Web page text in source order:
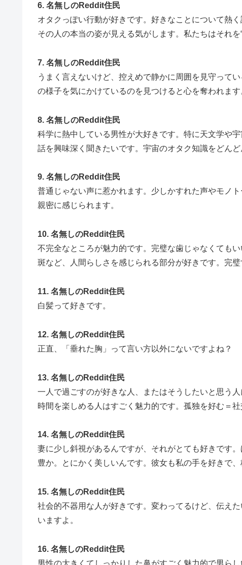
6. 名無しのReddit住民
オタクっぽい行動が好きです。好きなことについて熱
その人の本当の姿が見える気がします。私たちはそれを
7. 名無しのReddit住民
うまく言えないけど、控えめで静かに周囲を見守って
の様子を気にかけているのを見つけると心を奪われま
8. 名無しのReddit住民
科学に熱中している男性が大好きです。特に天文学や
話を興味深く聞きたいです。宇宙のオタク知識をどんど
9. 名無しのReddit住民
普通じゃない声に惹かれます。少しかすれた声やモノ
親密に感じられます。
10. 名無しのReddit住民
不完全なところが魅力的です。完璧な歯じゃなくても
斑など、人間らしさを感じられる部分が好きです。完璧
11. 名無しのReddit住民
白髪って好きです。
12. 名無しのReddit住民
正直、「垂れた胸」って言い方以外にないですよね？
13. 名無しのReddit住民
一人で過ごすのが好きな人、またはそうしたいと思う
時間を楽しめる人はすごく魅力的です。孤独を好む＝
14. 名無しのReddit住民
妻に少し斜視があるんですが、それがとても好きです
豊か。とにかく美しいんです。彼女も私の手を好きで
15. 名無しのReddit住民
社会的不器用な人が好きです。変わってるけど、伝え
いますよ。
16. 名無しのReddit住民
男性の大きくてしっかりした鼻がすごく魅力的で男らし